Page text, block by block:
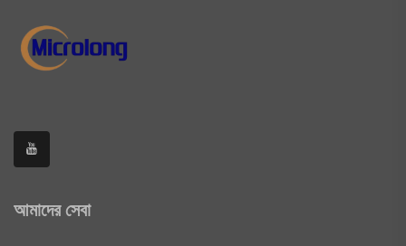
আমাদের সেবা